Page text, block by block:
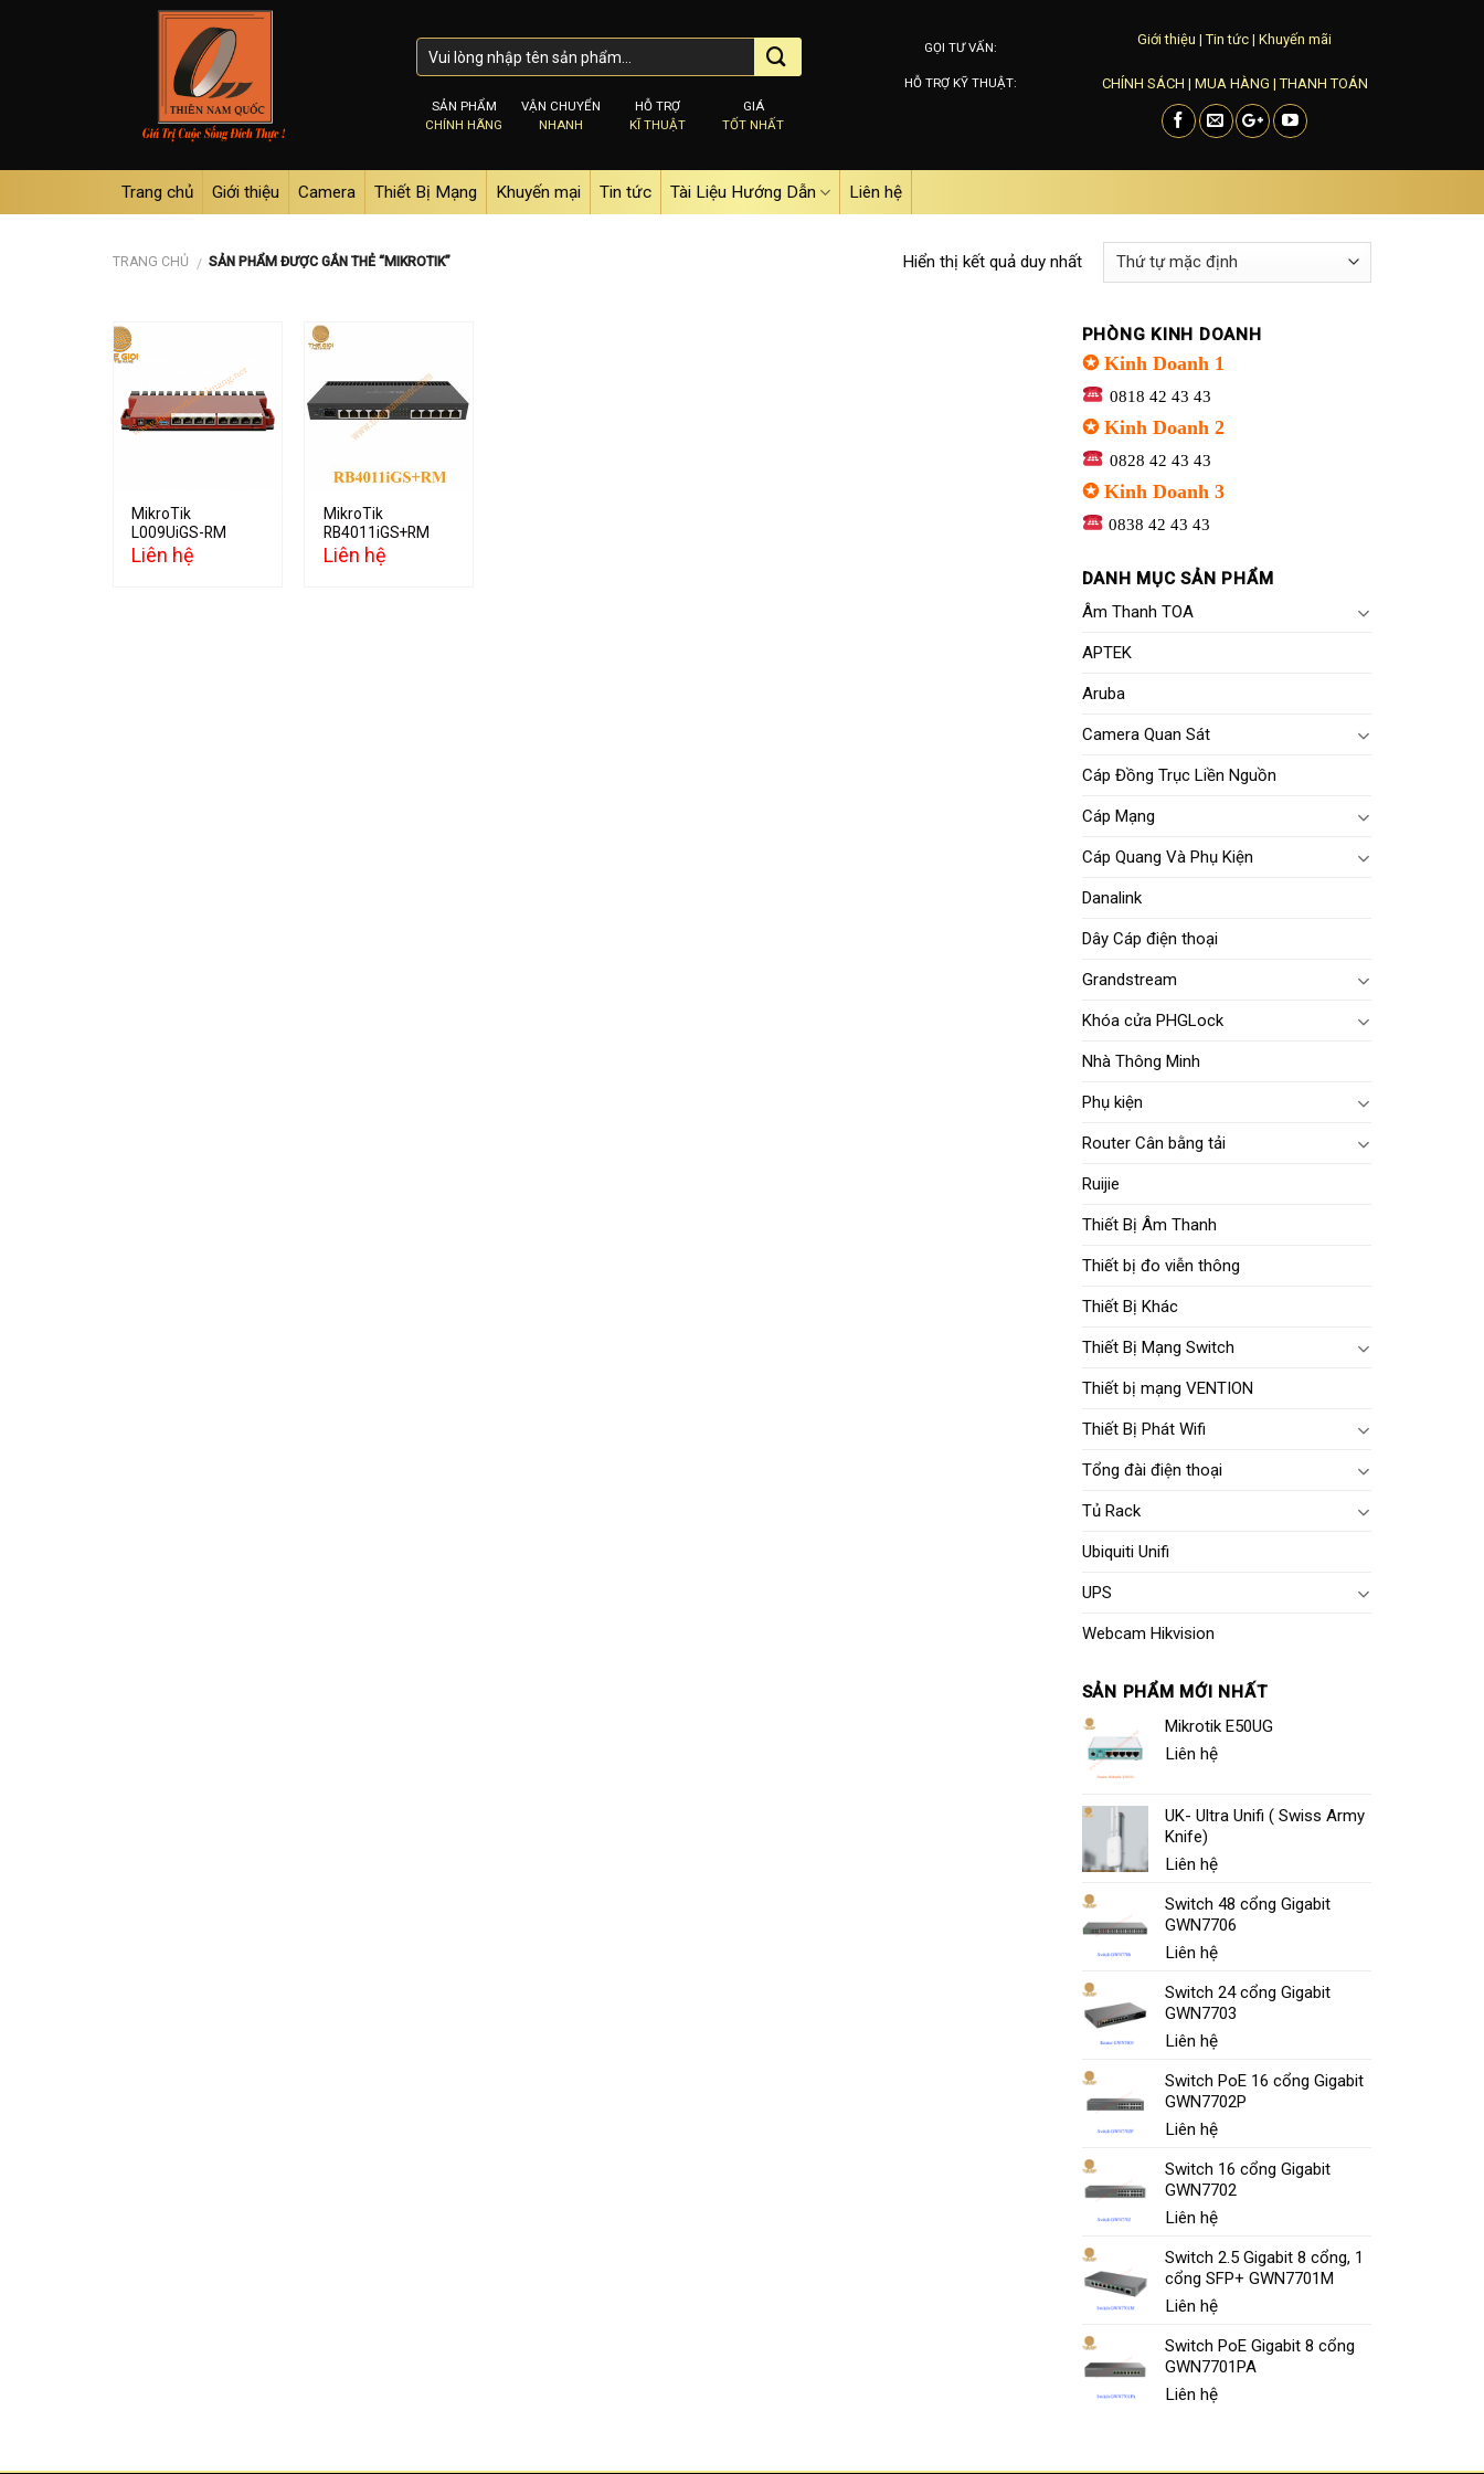
SẢN PHẨM
CHÍNH HÃNG
VẬN CHUYỂN
NHANH
HỖ TRỢ
KĨ THUẬT
GIÁ
TỐT NHẤT
GỌI TƯ VẤN:
HỖ TRỢ KỸ THUẬT:
Giới thiệu |Tin tức | Khuyến mãi
CHÍNH SÁCH | MUA HÀNG |THANH TOÁN
Trang chủ Giới thiệu Camera Thiết Bị Mạng Khuyến mại Tin tức Tài Liệu Hướng Dẫn Liên hệ
TRANG CHỦ / SẢN PHẨM ĐƯỢC GẮN THẺ “MIKROTIK” Hiển thị kết quả duy nhất
Add to
wishlist
MikroTik
L009UiGS-RM
Liên hệ
Add to
MikroTik
RB4011iGS+RM
Liên hệ
PHÒNG KINH DOANH
✪ Kinh Doanh 1
0818 42 43 43
✪ Kinh Doanh 2
0828 42 43 43
✪ Kinh Doanh 3
0838 42 43 43
DANH MỤC SẢN PHẨM
Âm Thanh TOA
APTEK
Aruba
Camera Quan Sát
Cáp Đồng Trục Liền Nguồn
Cáp Mạng
Cáp Quang Và Phụ Kiện
Danalink
Dây Cáp điện thoại
Grandstream
Khóa cửa PHGLock
Nhà Thông Minh
Phụ kiện
Router Cân bằng tải
Ruijie
Thiết Bị Âm Thanh
Thiết bị đo viễn thông
Thiết Bị Khác
Thiết Bị Mạng Switch
Thiết bị mạng VENTION
Thiết Bị Phát Wifi
Tổng đài điện thoại
Tủ Rack
Ubiquiti Unifi
UPS
Webcam Hikvision
SẢN PHẨM MỚI NHẤT
Mikrotik E50UG
Liên hệ
UK- Ultra Unifi ( Swiss Army
Knife)
Liên hệ
Switch 48 cổng Gigabit
GWN7706
Liên hệ
Switch 24 cổng Gigabit
GWN7703
Liên hệ
Switch PoE 16 cổng Gigabit
GWN7702P
Liên hệ
Switch 16 cổng Gigabit
GWN7702
Liên hệ
Switch 2.5 Gigabit 8 cổng, 1
cổng SFP+ GWN7701M
Liên hệ
Switch PoE Gigabit 8 cổng
GWN7701PA
Liên hệ